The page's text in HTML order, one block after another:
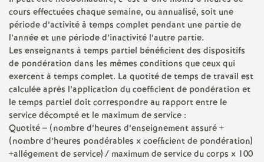
s
e
i
g
n
cours effectuées chaque semaine, ou annualisé, soit une
période d’activité à temps complet pendant une partie de
l’année et une période d’inactivité l’autre partie.
Les enseignants à temps partiel bénéficient des dispositifs
de pondération dans les mêmes conditions que ceux qui
exercent à temps complet. La quotité de temps de travail est
calculée après l’application du coefficient de pondération et
le temps partiel doit correspondre au rapport entre le
service décompté et le maximum de service :
Quotité = (nombre d’heures d’enseignement assuré +
(nombre d’heures pondérables x coefficient de pondération)
+allégement de service) / maximum de service du corps x 100